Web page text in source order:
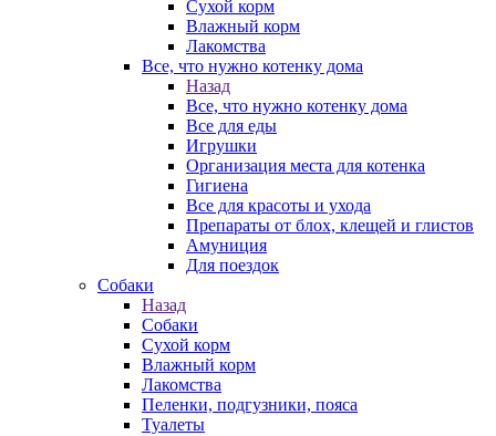
Сухой корм
Влажный корм
Лакомства
Все, что нужно котенку дома
Назад
Все, что нужно котенку дома
Все для еды
Игрушки
Организация места для котенка
Гигиена
Все для красоты и ухода
Препараты от блох, клещей и глистов
Амуниция
Для поездок
Собаки
Назад
Собаки
Сухой корм
Влажный корм
Лакомства
Пеленки, подгузники, пояса
Туалеты